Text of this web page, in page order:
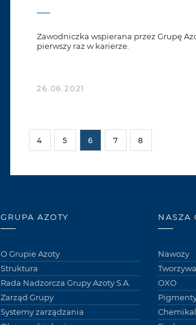
Zawodniczka wspierana przez Grupę
pierwszy raz w karierze.
26.06.2021
4 5 6 7 8
GRUPA AZOTY
O Grupie Azoty
Struktura
Rada Nadzorcza Grupy Azoty S.A.
Zarząd Grupy
Systemy zarządzania
NASZA
Nawozy
OXO